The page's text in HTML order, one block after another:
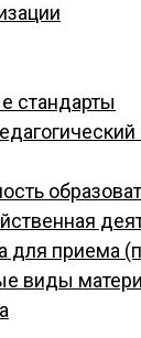
стандарты
для приема
виды